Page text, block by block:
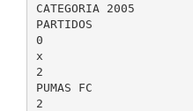
CATEGORIA 2005
PARTIDOS
0
x
2
PUMAS FC
2